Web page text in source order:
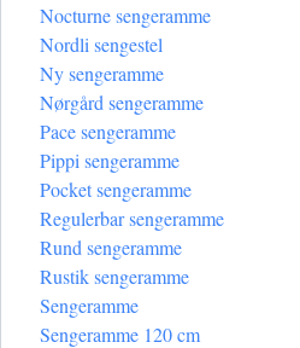
Nocturne sengeramme
Nordli sengestel
Ny sengeramme
Nørgård sengeramme
Pace sengeramme
Pippi sengeramme
Pocket sengeramme
Regulerbar sengeramme
Rund sengeramme
Rustik sengeramme
Sengeramme
Sengeramme 120 cm